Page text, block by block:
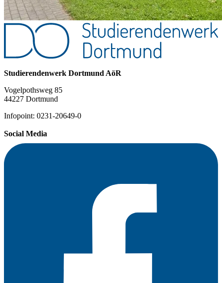
Studierendenwerk Dortmund AöR
Vogelpothsweg 85
44227 Dortmund
Infopoint: 0231-20649-0
Social Media